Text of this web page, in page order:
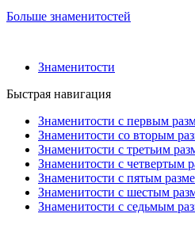
Больше знаменитостей
Знаменитости
Быстрая навигация
Знаменитости с первым
Знаменитости со вторым
Знаменитости с третьим
Знаменитости с четвертым
Знаменитости с пятым
Знаменитости с шестым
Знаменитости с седьмым